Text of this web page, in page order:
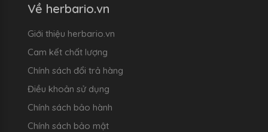
Về herbario.vn
Giới thiệu herbario.vn
Cam kết chất lượng
Chính sách đổi trả hàng
Điều khoản sử dụng
Chính sách bảo hành
Chính sách bảo mật